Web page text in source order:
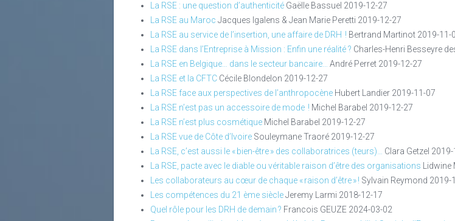
La RSE : une question d’authenticité Gaëlle Bassuel 2019-12-27
La RSE au Maroc Jacques Igalens & Jean Marie Peretti 2019-12-27
La RSE au service de l’insertion, une affaire de DRH ! Bertrand Martinot 2019-11-
La RSE dans l’Entreprise à Mission : Enfin une réalité ? Charles-Henri Besseyre
La RSE en Belgique… dans le secteur bancaire…
André Perret 2019-12-27
La RSE et la CFTC Cécile Blondelon 2019-12-27
La RSE face aux perspectives de l’anthropocène Hubert Landier 2019-11-07
La RSE n’est pas un accessoire de mode ! Michel Barabel 2019-12-27
La RSE n’est plus cosmétique Michel Barabel 2019-12-27
La RSE vue de Côte d’Ivoire Souleymane Traoré 2019-12-27
La RSE, c’est aussi le « bien-être » des collaboratrices (teurs)…
Clara Getzel
La RSE, pacte avec le diable ou véritable raison d’être des organisations
Les collaborateurs au cœur de chaque « raison d’être » ! Sylvain Reymond 2019-
Les compétences du 21 ème siècleJeremy Larmi 2018-12-17
Quel rôle pour les DRH de demain ? Francois GEUZE 2024-03-02